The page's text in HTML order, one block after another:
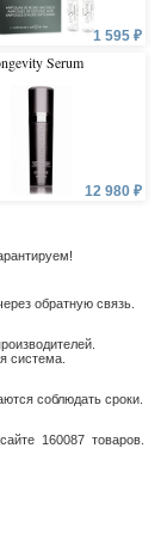
1 595 ₽
Serum
12 980 ₽
обратную связь.
система.
соблюдать сроки.
160087 товаров.